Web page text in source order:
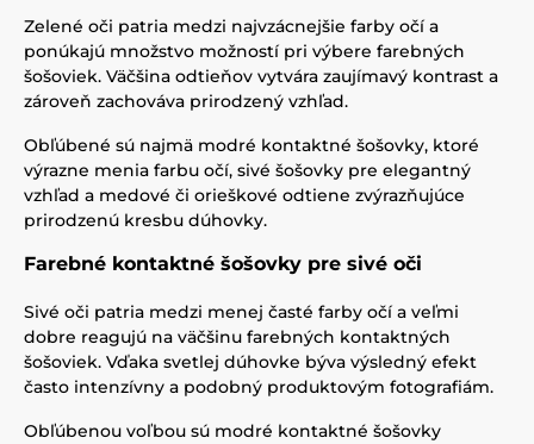
Zelené oči patria medzi najvzácnejšie farby očí a
ponúkajú množstvo možností pri výbere farebných
šošoviek. Väčšina odtieňov vytvára zaujímavý kontrast a
zároveň zachováva prirodzený vzhľad.
Obľúbené sú najmä modré kontaktné šošovky, ktoré
výrazne menia farbu očí, sivé šošovky pre elegantný
vzhľad a medové či orieškové odtiene zvýrazňujúce
prirodzenú kresbu dúhovky.
Farebné kontaktné šošovky pre sivé oči
Sivé oči patria medzi menej časté farby očí a veľmi
dobre reagujú na väčšinu farebných kontaktných
šošoviek. Vďaka svetlej dúhovke býva výsledný efekt
často intenzívny a podobný produktovým fotografiám.
Obľúbenou voľbou sú modré kontaktné šošovky